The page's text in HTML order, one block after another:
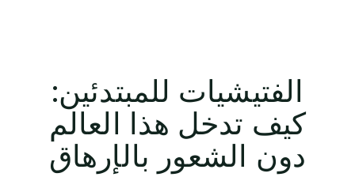
الفتيشيات للمبتدئين:
كيف تدخل هذا العالم
دون الشعور بالإرهاق